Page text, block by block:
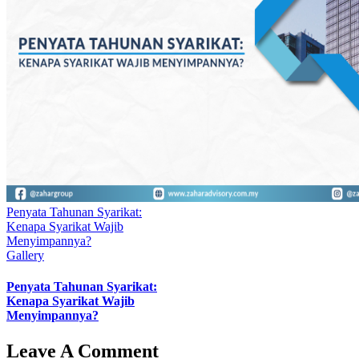
Penyata Tahunan Syarikat:
Kenapa Syarikat Wajib
Menyimpannya?
Gallery
Penyata Tahunan Syarikat:
Kenapa Syarikat Wajib
Menyimpannya?
Leave A Comment